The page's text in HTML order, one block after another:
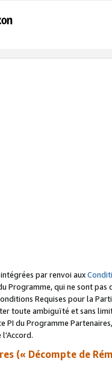
par renvoi aux
Programme, qui ne sont
Requises pour la
toute ambiguïté et sans
du Programme
l'Accord.
(« Décompte de